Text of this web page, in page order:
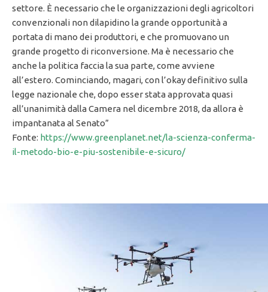
settore. È necessario che le organizzazioni degli agricoltori
convenzionali non dilapidino la grande opportunità a
portata di mano dei produttori, e che promuovano un
grande progetto di riconversione. Ma è necessario che
anche la politica faccia la sua parte, come avviene
all’estero. Cominciando, magari, con l’okay definitivo sulla
legge nazionale che, dopo esser stata approvata quasi
all’unanimità dalla Camera nel dicembre 2018, da allora è
impantanata al Senato”
Fonte: https://www.greenplanet.net/la-scienza-conferma-
il-metodo-bio-e-piu-sostenibile-e-sicuro/